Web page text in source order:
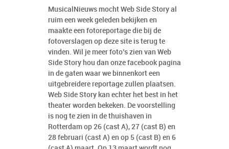
MusicalNieuws mocht Web Side Story al
ruim een week geleden bekijken en
maakte een fotoreportage die bij de
fotoverslagen op deze site is terug te
vinden. Wil je meer foto’s zien van Web
Side Story hou dan onze facebook pagina
in de gaten waar we binnenkort een
uitgebreidere reportage zullen plaatsen.
Web Side Story kan echter het best in het
theater worden bekeken. De voorstelling
is nog te zien in de thuishaven in
Rotterdam op 26 (cast A), 27 (cast B) en
28 februari (cast A) en op 5 (cast B) en 6